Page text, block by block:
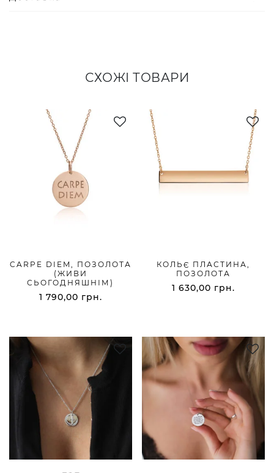
СХОЖІ ТОВАРИ
CARPE DIEM, ПОЗОЛОТА
(ЖИВИ
СЬОГОДНЯШНІМ)
1 790,00 грн.
КОЛЬЄ ПЛАСТИНА,
ПОЗОЛОТА
1 630,00 грн.